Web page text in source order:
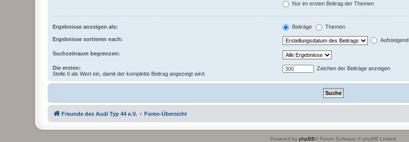
Nur im ersten Beitrag der Themen
Ergebnisse anzeigen als: Beiträge Themen
Ergebnisse sortieren nach: Aufsteigend
Suchzeitraum begrenzen:
Die ersten:
Stelle 0 als Wert ein, damit der komplette Beitrag angezeigt wird.
Zeichen der Beiträge anzeigen
Freunde des Audi Typ 44 e.V. Foren-Übersicht
Powered by phpBB® Forum Software © phpBB Limited